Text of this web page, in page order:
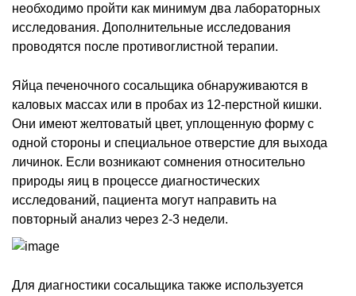
необходимо пройти как минимум два лабораторных
исследования. Дополнительные исследования
проводятся после противоглистной терапии.
Яйца печеночного сосальщика обнаруживаются в
каловых массах или в пробах из 12-перстной кишки.
Они имеют желтоватый цвет, уплощенную форму с
одной стороны и специальное отверстие для выхода
личинок. Если возникают сомнения относительно
природы яиц в процессе диагностических
исследований, пациента могут направить на
повторный анализ через 2-3 недели.
Для диагностики сосальщика также используется